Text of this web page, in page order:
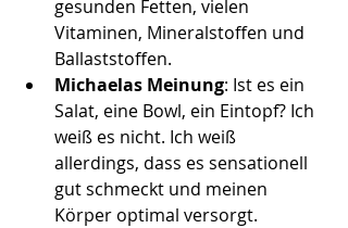
gesunden Fetten, vielen
Vitaminen, Mineralstoffen und
Ballaststoffen.
Michaelas Meinung: Ist es ein
Salat, eine Bowl, ein Eintopf? Ich
weiß es nicht. Ich weiß
allerdings, dass es sensationell
gut schmeckt und meinen
Körper optimal versorgt.